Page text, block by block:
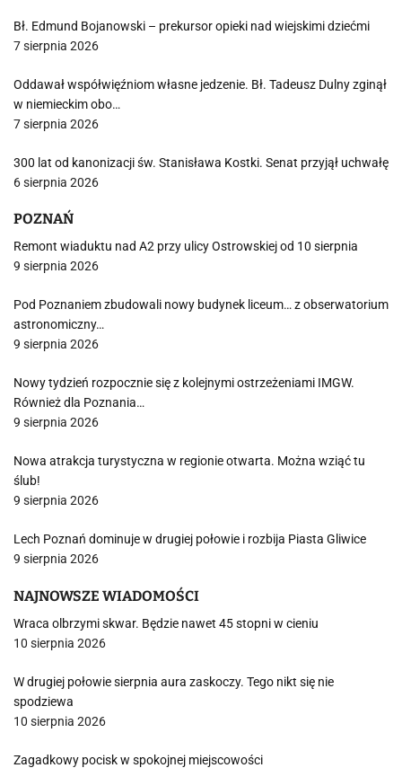
Bł. Edmund Bojanowski – prekursor opieki nad wiejskimi dziećmi
7 sierpnia 2026
Oddawał współwięźniom własne jedzenie. Bł. Tadeusz Dulny zginął
w niemieckim obo…
7 sierpnia 2026
300 lat od kanonizacji św. Stanisława Kostki. Senat przyjął uchwałę
6 sierpnia 2026
POZNAŃ
Remont wiaduktu nad A2 przy ulicy Ostrowskiej od 10 sierpnia
9 sierpnia 2026
Pod Poznaniem zbudowali nowy budynek liceum… z obserwatorium
astronomiczny…
9 sierpnia 2026
Nowy tydzień rozpocznie się z kolejnymi ostrzeżeniami IMGW.
Również dla Poznania…
9 sierpnia 2026
Nowa atrakcja turystyczna w regionie otwarta. Można wziąć tu
ślub!
9 sierpnia 2026
Lech Poznań dominuje w drugiej połowie i rozbija Piasta Gliwice
9 sierpnia 2026
NAJNOWSZE WIADOMOŚCI
Wraca olbrzymi skwar. Będzie nawet 45 stopni w cieniu
10 sierpnia 2026
W drugiej połowie sierpnia aura zaskoczy. Tego nikt się nie
spodziewa
10 sierpnia 2026
Zagadkowy pocisk w spokojnej miejscowości